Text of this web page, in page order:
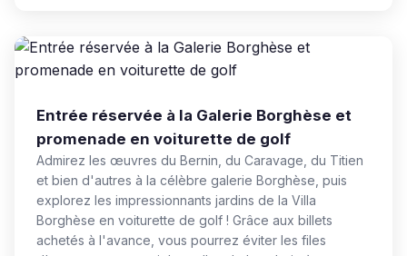
Entrée réservée à la Galerie Borghèse et
promenade en voiturette de golf
Admirez les œuvres du Bernin, du Caravage, du Titien
et bien d'autres à la célèbre galerie Borghèse, puis
explorez les impressionnants jardins de la Villa
Borghèse en voiturette de golf ! Grâce aux billets
achetés à l'avance, vous pourrez éviter les files